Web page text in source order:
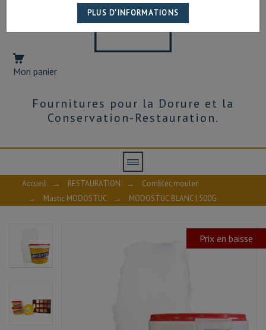
Mon panier
Fournitures pour la Dorure et la
Conservation-Restauration.
Accueil → RESTAURATION →
Combler, mouler
→
Mastic MODOSTUC → MODOSTUC BLANC | 500G
Prix en baisse
8.6/10